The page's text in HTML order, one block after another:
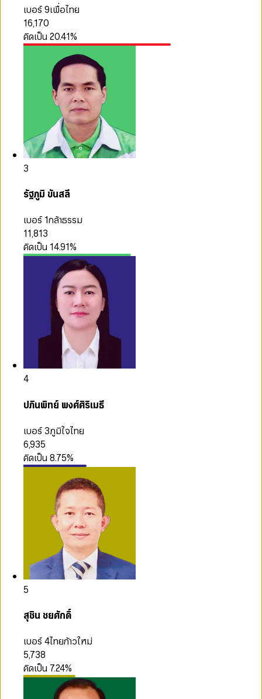
เบอร์ 9เพื่อไทย
16,170
คิดเป็น20.41%
3
รัฐภูมิ ขันสลี
เบอร์ 1กล้าธรรม
11,813
คิดเป็น 14.91%
4
ปภินพิทย์ พงศ์ศิริเมธี
เบอร์ 3ภูมิใจไทย
6,935
คิดเป็น8.75%
5
สุชิน ชยศักดิ์
เบอร์ 4ไทยก้าวใหม่
5,738
คิดเป็น 7.24%